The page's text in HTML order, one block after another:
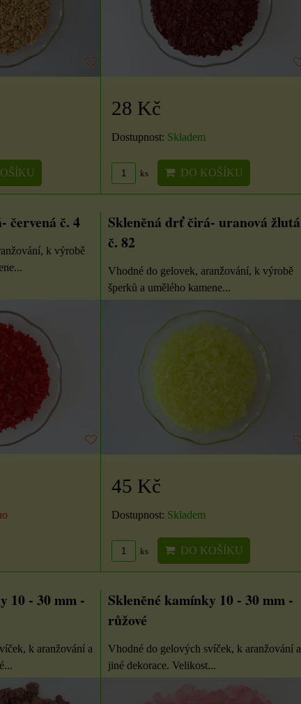
28 Kč
Dostupnost: Skladem
ks DO KOŠÍKU
červená č. 4
k výrobě
Skleněná drť čirá- uranová žlutá
č. 82
Vhodné do gelovek, aranžování, k výrobě
šperků a umělého kamene...
45 Kč
Dostupnost: Skladem
ks DO KOŠÍKU
10 - 30 mm -
k aranžování a
Skleněné kamínky 10 - 30 mm -
růžové
Vhodné do gelových svíček, k aranžování a
jiné dekorace. Velikost...
Válec výška 16 cm
Velikost: průměr 6,7 cm,
výška 16 cm. Z nabídky si
180 Kč
ZVOLTE VARIANTU
Nálepky knotu jsou
pro upevnění knotu...
23 Kč
DO KOŠÍKU